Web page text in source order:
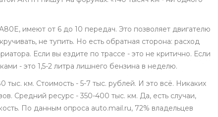
имеют от 6 до 10 передач. Это позволяет двигателю
не тупить. Но есть обратная сторона: расход
Если вы ездите по трассе - это не критично. Если
- это 1,5-2 литра лишнего бензина в неделю.
км. Стоимость - 5-7 тыс. рублей. И это всё. Никаких
Средний ресурс - 350-400 тыс. км. Да, есть случаи,
По данным опроса auto.mail.ru, 72% владельцев